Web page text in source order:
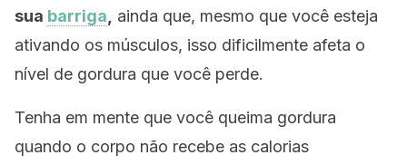
sua barriga
ainda que, mesmo que você esteja
ativando os músculos, isso dificilmente afeta o
nível de gordura que você perde.
Tenha em mente que você queima gordura
quando o corpo não recebe as calorias